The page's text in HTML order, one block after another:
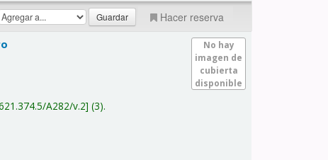
Hacer reserva
No hay
imagen de
cubierta
disponible
A282/v.2 (3).